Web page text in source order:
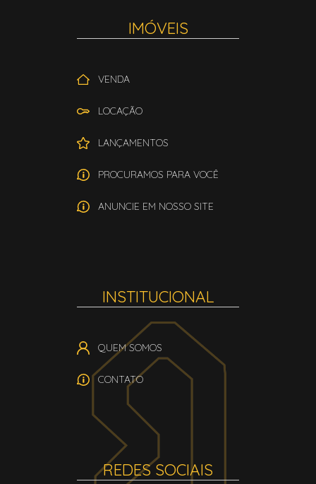
IMÓVEIS
VENDA
LOCAÇÃO
LANÇAMENTOS
PROCURAMOS PARA VOCÊ
ANUNCIE EM NOSSO SITE
INSTITUCIONAL
QUEM SOMOS
CONTATO
REDES SOCIAIS